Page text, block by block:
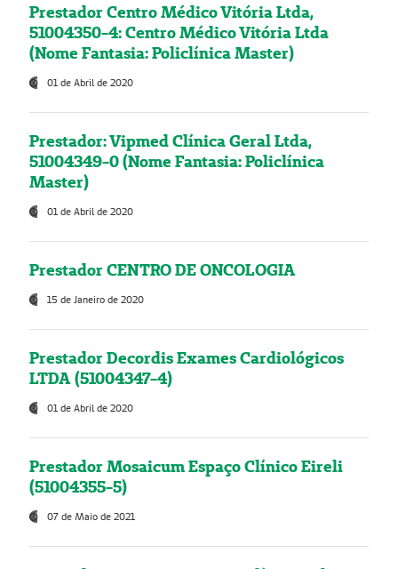
Prestador Centro Médico Vitória Ltda,
51004350-4: Centro Médico Vitória Ltda
(Nome Fantasia: Policlínica Master)
01 de Abril de 2020
Prestador: Vipmed Clínica Geral Ltda,
51004349-0 (Nome Fantasia: Policlínica
Master)
01 de Abril de 2020
Prestador CENTRO DE ONCOLOGIA
15 de Janeiro de 2020
Prestador Decordis Exames Cardiológicos
LTDA (51004347-4)
01 de Abril de 2020
Prestador Mosaicum Espaço Clínico Eireli
(51004355-5)
07 de Maio de 2021